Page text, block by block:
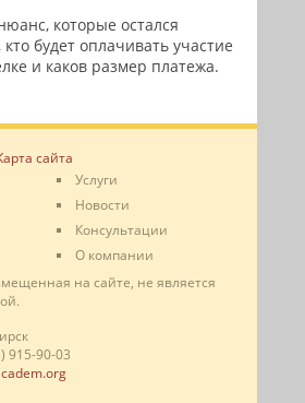
которые остался
будет оплачивать участие
и каков размер платежа.
сайта
Услуги
Новости
Консультации
О компании
на сайте, не является
915-90-03